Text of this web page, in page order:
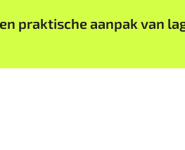
praktische aanpak van